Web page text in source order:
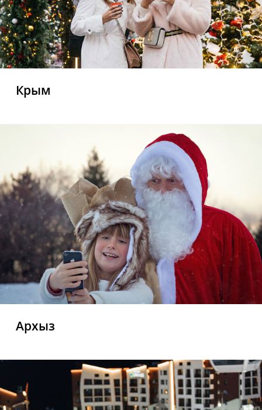
Крым
Архыз